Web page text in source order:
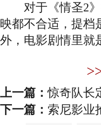
对于《情圣2》
映都不合适，提档
外，电影剧情里就
上一篇：惊奇队长
下一篇： 索尼影业